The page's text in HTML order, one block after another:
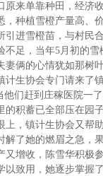
原来单靠种田，经济
，种植雪橙产量高、
引进雪橙苗，与村民
不足，当年5月初的
妻俩的心情犹如那树
计生协会专门请来了
他们赶到庄稼医院一
的积蓄已全部压在园
上，镇计生协会又帮
解了她的燃眉之急，
增收，陈雪华积极参
以致用，她逐步掌握